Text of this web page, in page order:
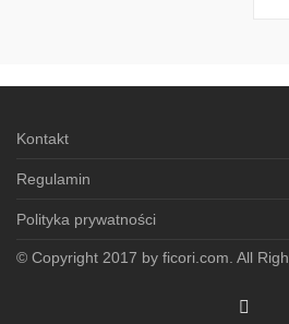
Kontakt
Regulamin
Polityka prywatności
© Copyright 2017 by ficori.com. All